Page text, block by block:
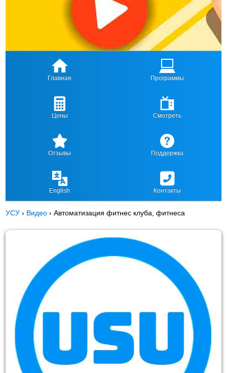
Главная Программы
Цены Смотреть
Отзывы Поддержка
English Контакты
УСУ › Видео ›Автоматизация фитнес клуба, фитнеса